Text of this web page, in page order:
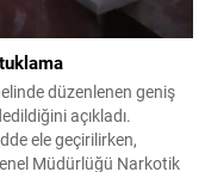
düzenlenen geniş
açıkladı.
ele geçirilirken,
Müdürlüğü Narkotik